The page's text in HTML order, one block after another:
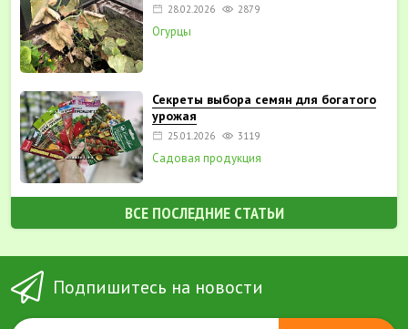
28.02.2026 2879
Огурцы
Секреты выбора семян для богатого
урожая
25.01.2026 3119
Садовая продукция
ВСЕ ПОСЛЕДНИЕ СТАТЬИ
Подпишитесь на новости